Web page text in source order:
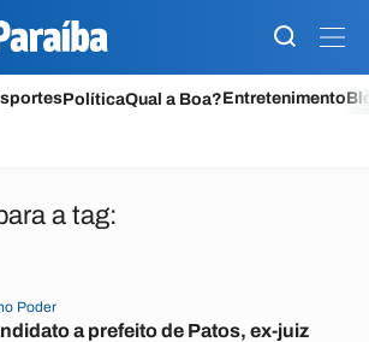
PolíticaQual a Boa?Entretenimento
a tag:
Poder
a prefeito de Patos, ex-juiz